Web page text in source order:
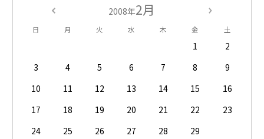
2008年2月
日 月 火 水 木 金 土
1
2
3
4 5 6 7 8
9
10
11 12 13 14 15
16
17
18 19 20 21 22
23
24
25 26 27 28 29